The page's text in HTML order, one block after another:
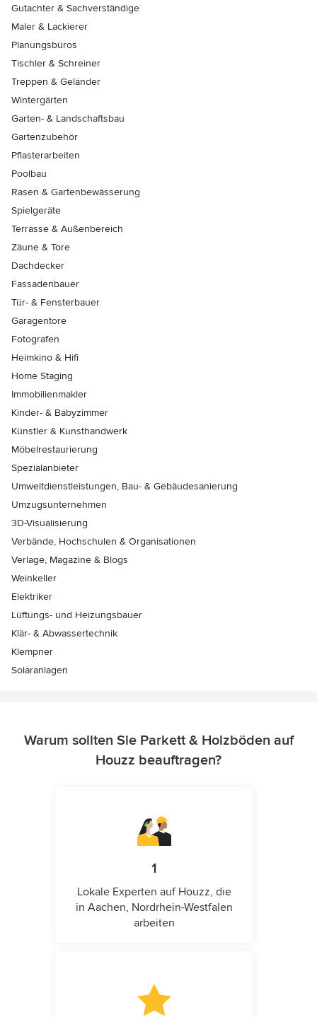
Gutachter & Sachverständige
Maler & Lackierer
Planungsbüros
Tischler & Schreiner
Treppen & Geländer
Wintergärten
Garten- & Landschaftsbau
Gartenzubehör
Pflasterarbeiten
Poolbau
Rasen & Gartenbewässerung
Spielgeräte
Terrasse & Außenbereich
Zäune & Tore
Dachdecker
Fassadenbauer
Tür- & Fensterbauer
Garagentore
Fotografen
Heimkino & Hifi
Home Staging
Immobilienmakler
Kinder- & Babyzimmer
Künstler & Kunsthandwerk
Möbelrestaurierung
Spezialanbieter
Umweltdienstleistungen, Bau- & Gebäudesanierung
Umzugsunternehmen
3D-Visualisierung
Verbände, Hochschulen & Organisationen
Verlage, Magazine & Blogs
Weinkeller
Elektriker
Lüftungs- und Heizungsbauer
Klär- & Abwassertechnik
Klempner
Solaranlagen
Warum sollten Sie Parkett & Holzböden auf
Houzz beauftragen?
1
Lokale Experten auf Houzz, die
in Aachen, Nordrhein-Westfalen
arbeiten